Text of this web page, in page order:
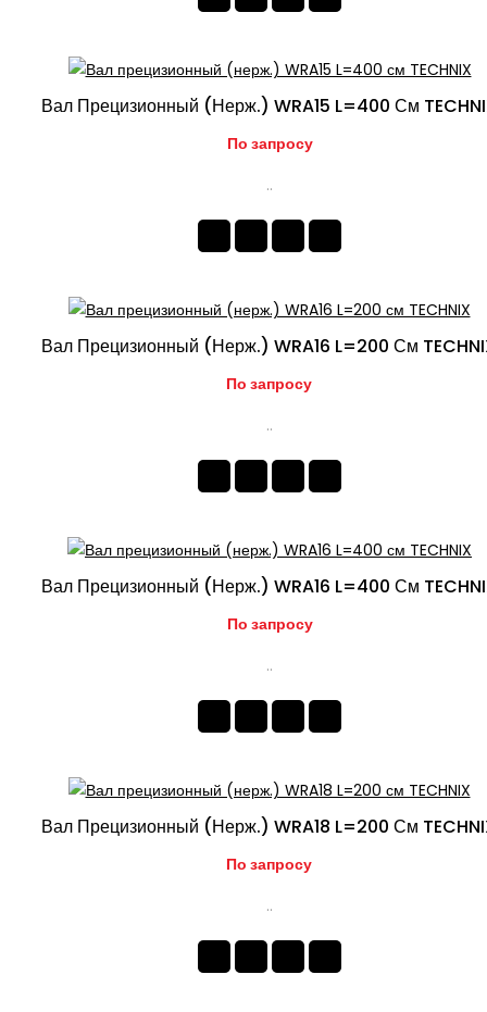
Вал Прецизионный (нерж.) WRA15 L=400 См
По запросу
..
Вал Прецизионный (нерж.) WRA16 L=200 См
По запросу
..
Вал Прецизионный (нерж.) WRA16 L=400 См
По запросу
..
Вал Прецизионный (нерж.) WRA18 L=200 См
По запросу
..